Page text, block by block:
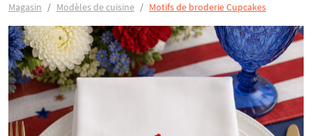
Magasin
Modèles de cuisine Motifs de broderie Cupcakes